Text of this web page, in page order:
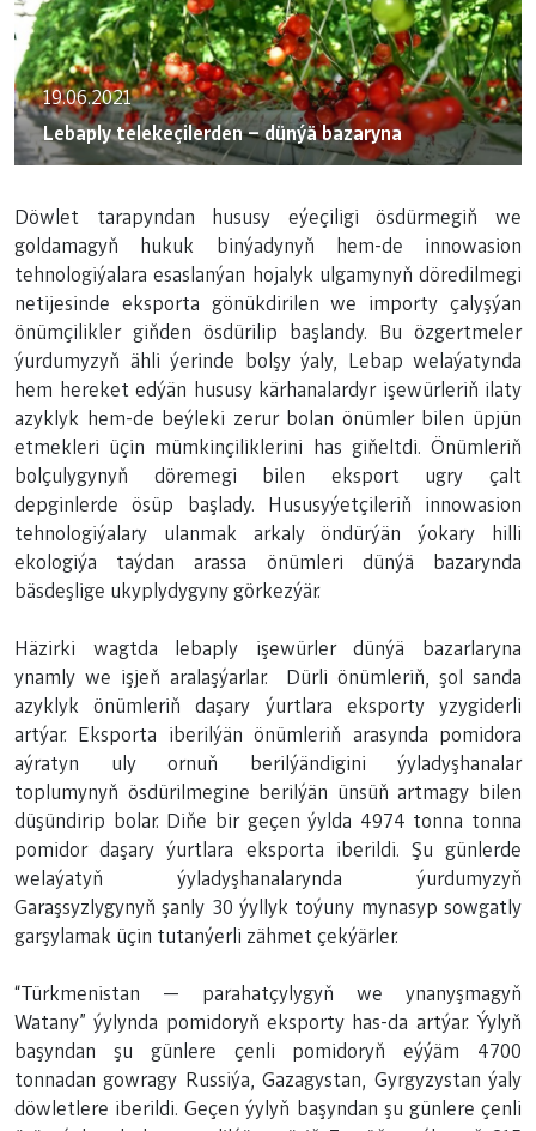
19.06.2021
Lebaply telekeçilerden – dünýä bazaryna
Döwlet tarapyndan hususy eýeçiligi ösdürmegiň we
goldamagyň hukuk binýadynyň hem-de innowasion
tehnologiýalara esaslanýan hojalyk ulgamynyň döredilmegi
netijesinde eksporta gönükdirilen we importy çalyşýan
önümçilikler giňden ösdürilip başlandy. Bu özgertmeler
ýurdumyzyň ähli ýerinde bolşy ýaly, Lebap welaýatynda
hem hereket edýän hususy kärhanalardyr işewürleriň ilaty
azyklyk hem-de beýleki zerur bolan önümler bilen üpjün
etmekleri üçin mümkinçiliklerini has giňeltdi. Önümleriň
bolçulygynyň döremegi bilen eksport ugry çalt
depginlerde ösüp başlady. Hususyýetçileriň innowasion
tehnologiýalary ulanmak arkaly öndürýän ýokary hilli
ekologiýa taýdan arassa önümleri dünýä bazarynda
bäsdeşlige ukyplydygyny görkezýär.
Häzirki wagtda lebaply işewürler dünýä bazarlaryna
ynamly we işjeň aralaşýarlar. Dürli önümleriň, şol sanda
azyklyk önümleriň daşary ýurtlara eksporty yzygiderli
artýar. Eksporta iberilýän önümleriň arasynda pomidora
aýratyn uly ornuň berilýändigini ýyladyşhanalar
toplumynyň ösdürilmegine berilýän ünsüň artmagy bilen
düşündirip bolar. Diňe bir geçen ýylda 4974 tonna tonna
pomidor daşary ýurtlara eksporta iberildi. Şu günlerde
welaýatyň ýyladyşhanalarynda ýurdumyzyň
Garaşsyzlygynyň şanly 30 ýyllyk toýuny mynasyp sowgatly
garşylamak üçin tutanýerli zähmet çekýärler.
“Türkmenistan ― parahatçylygyň we ynanyşmagyň
Watany” ýylynda pomidoryň eksporty has-da artýar. Ýylyň
başyndan şu günlere çenli pomidoryň eýýäm 4700
tonnadan gowragy Russiýa, Gazagystan, Gyrgyzystan ýaly
döwletlere iberildi. Geçen ýylyň başyndan şu günlere çenli